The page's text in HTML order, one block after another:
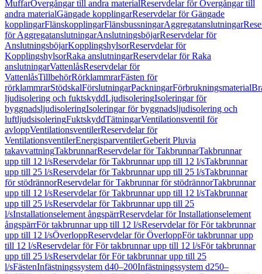
MuffarÖvergångar till andra materialReservdelar för Övergångar till
andra materialGängade kopplingarReservdelar för Gängade
kopplingarFlänskopplingarFlänsbussningarAggregatanslutningar
för AggregatanslutningarAnslutningsböjarReservdelar för
AnslutningsböjarKopplingshylsorReservdelar för
KopplingshylsorRaka anslutningarReservdelar för Raka
anslutningarVattenlåsReservdelar för
VattenlåsTillbehörRörklammrarFästen för
rörklammrarStödskalFörslutningarPackningarFörbrukningsmaterial
ljudisolering och fuktskyddLjudisoleringIsoleringar för
byggnadsljudisoleringIsoleringar för byggnadsljudisolering och
luftljudsisoleringFuktskyddTätningarVentilationsventil för
avloppVentilationsventilerReservdelar för
VentilationsventilerEnergisparventilerGeberit Pluvia
takavvattningTakbrunnarReservdelar för TakbrunnarTakbrunnar
upp till 12 l/sReservdelar för Takbrunnar upp till 12 l/sTakbrunnar
upp till 25 l/sReservdelar för Takbrunnar upp till 25 l/sTakbrunnar
för stödrännorReservdelar för Takbrunnar för stödrännorTakbrunnar
upp till 12 l/sReservdelar för Takbrunnar upp till 12 l/sTakbrunnar
upp till 25 l/sReservdelar för Takbrunnar upp till 25
l/sInstallationselement ångspärrReservdelar för Installationselement
ångspärrFör takbrunnar upp till 12 l/sReservdelar för För takbrunnar
upp till 12 l/sÖverloppReservdelar för ÖverloppFör takbrunnar upp
till 12 l/sReservdelar för För takbrunnar upp till 12 l/sFör takbrunnar
upp till 25 l/sReservdelar för För takbrunnar upp till 25
l/sFästenInfästningssystem d40–200Infästningssystem d250–